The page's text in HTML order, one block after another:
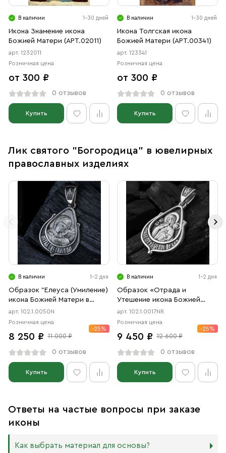
В наличии 1-30 дней
Икона Знамение икона
Божией Матери (АРТ.02011)
арт. 1232011
Розничная цена
от 300 ₽
0 отзывов
Купить
В наличии 1-30 дней
Икона Толгская икона
Божией Матери (АРТ.00341)
арт. 123341
Розничная цена
от 300 ₽
0 отзывов
Купить
Лик святого "Богородица" в ювелирных
православных изделиях
В наличии 1-2 дня
Образок "Елеуса (Умиление)
икона Божией Матери в
форме цаты" чернение
арт. 102.1.0050N
Розничная цена
8 250 ₽ 11 000 ₽
-25%
0 отзывов
Купить
В наличии 1-2 дня
Образок «Отрада и
Утешение икона Божией
Матери в форме цаты»
чернение, родий
арт. 102.1.0017NR
Розничная цена
9 450 ₽ 12 600 ₽
-25%
0 отзывов
Купить
Ответы на частые вопросы при заказе
иконы
Как выбрать материал для основы?